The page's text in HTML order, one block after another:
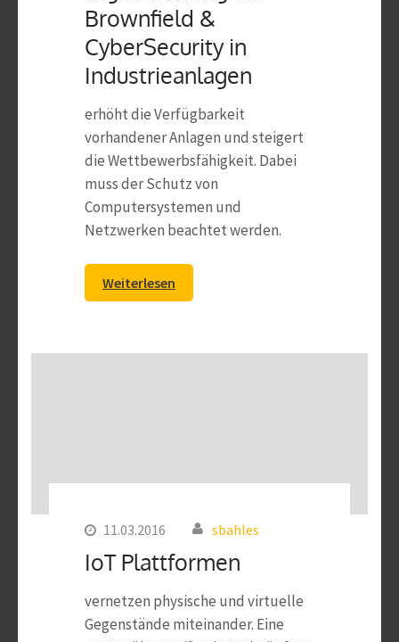
Brownfield &
CyberSecurity in
Industrieanlagen
erhöht die Verfügbarkeit
vorhandener Anlagen und steigert
die Wettbewerbsfähigkeit. Dabei
muss der Schutz von
Computersystemen und
Netzwerken beachtet werden.
Weiterlesen
11.03.2016 sbahles
IoT Plattformen
vernetzen physische und virtuelle
Gegenstände miteinander. Eine